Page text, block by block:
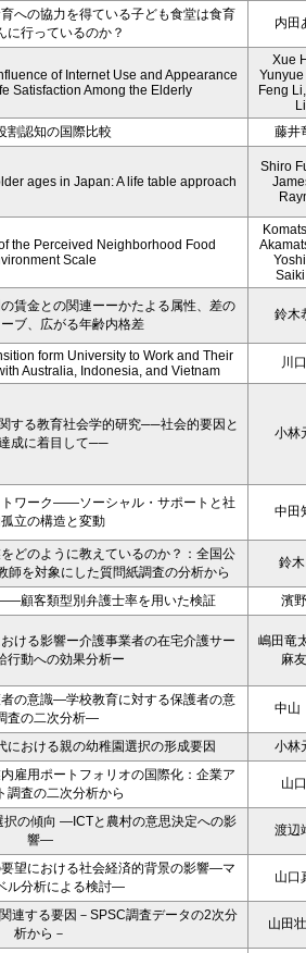
への協力を得ている子ども食堂は食育
に行っているのか？
内田
of Internet Use and Appearance
Satisfaction Among the Elderly
Xue
Feng
Li
割認知の国際比較
藤井
ages in Japan: A life table approach
Shiro
the Perceived Neighborhood Food
Scale
賃金との関連ーーかたよる属性、差の
ブ、広がる年齢内格差
鈴木
form University to Work and Their
Australia, Indonesia, and Vietnam
川
する教育社会学的研究──社会的要因と
成に着目して──
小林
ワーク――ソーシャル・サポートと社
立の構造と変動
中田
どのように教えているのか？：全国公
師を対象にした質問紙調査の分析から
鈴
顧客類型別弁護士率を用いた検証 濱
ける影響ー介護事業者の在宅介護サー
行動への効果分析ー
嶋田竜
麻
の意識—学校教育に対する保護者の意
査の二次分析—
中
における親の幼稚園選択の形成要因
小林
雇用ポートフォリオの国際化：企業ア
調査の二次分析から
山
択の傾向 ―ICTと農村の意思決定への影
響―
渡辺
望における社会経済的背景の影響―マ
ル分析による検討―
山口
連する要因－SPSC調査データの2次分
析から－
山田